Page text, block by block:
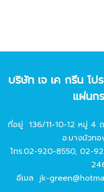
บริษัท เจ เค กรีน โ
แผ่นก
ที่อยู่ 136/11-10-12 หมู่ 4
อ.บางบัวทอ
โทร.02-920-8550, 02-
อีเมล jk-